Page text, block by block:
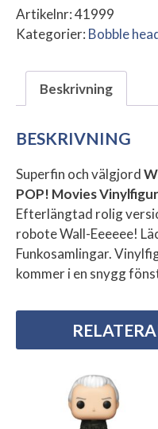
Fire
Extinguisher
Movies
Vinylfigur
mängd
Artikelnr:41999
Kategorier: Bobble
Beskrivning
BESKRIVNING
Superfin och välgjord
POP! Movies Vinylfigur
Efterlängtad rolig
robote Wall-Eeeeee!
Funkosamlingar.
kommer i en snygg